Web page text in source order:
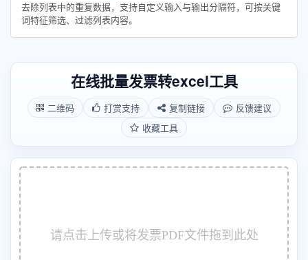
去除列表中的重复数据，支持自定义输入与输出分隔符，可按关键
词特征筛选、过滤列表内容。
在线批量发票转excel工具
二维码 打赏支持 复制链接
反馈建议
收藏工具
请点击上传或将发票PDF文件拖到此处